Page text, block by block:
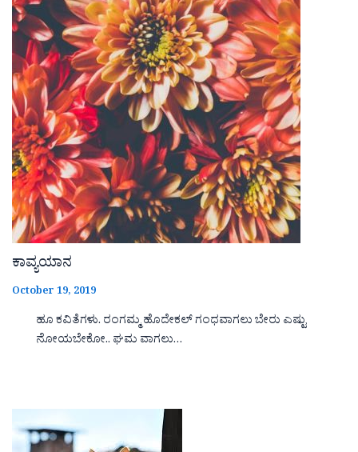
ಕಾವ್ಯಯಾನ
October 19, 2019
ಹೂ ಕವಿತೆಗಳು. ರಂಗಮ್ಮ ಹೊದೇಕಲ್ ಗಂಧವಾಗಲು ಬೇರು ಎಷ್ಟು
ನೋಯಬೇಕೋ.. ಘಮ ವಾಗಲು…